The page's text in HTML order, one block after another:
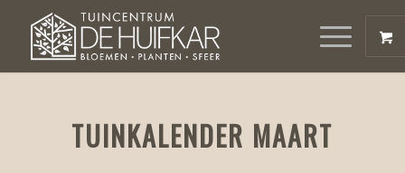
TUINKALENDER MAART